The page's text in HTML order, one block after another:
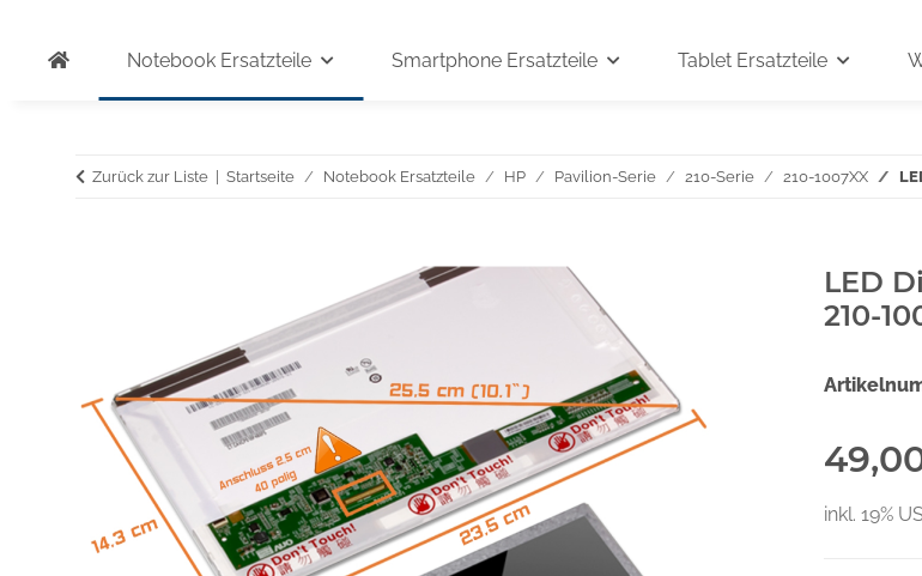
Notebook Ersatzteile Smartphone Ersatzteile Tablet Ersatzteile
Zurück zur Liste Startseite Notebook Ersatzteile HP Pavilion-Serie 210-Serie 210-1007XX
LED
210-
inkl. 19%